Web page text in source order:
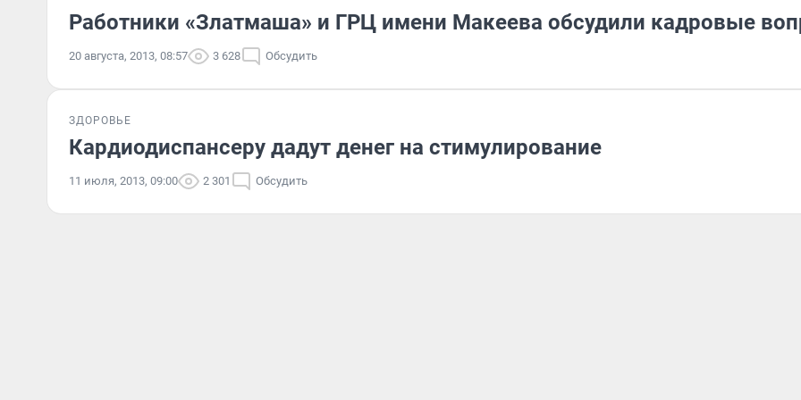
Работники «Златмаша» и ГРЦ имени Макеева обсудили кадровые
20 августа, 2013, 08:57 3 628 Обсудить
ЗДОРОВЬЕ
Кардиодиспансеру дадут денег на стимулирование
11 июля, 2013, 09:00 2 301 Обсудить